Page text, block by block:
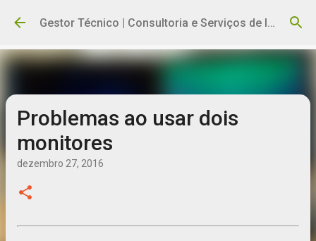
Pular para o conteúdo principal Gestor Técnico | Consultoria e Serviços de Informática
Problemas ao usar dois
monitores
dezembro 27, 2016